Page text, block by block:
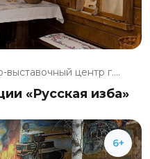
выставочный центр г....
«Русская изба»
6+